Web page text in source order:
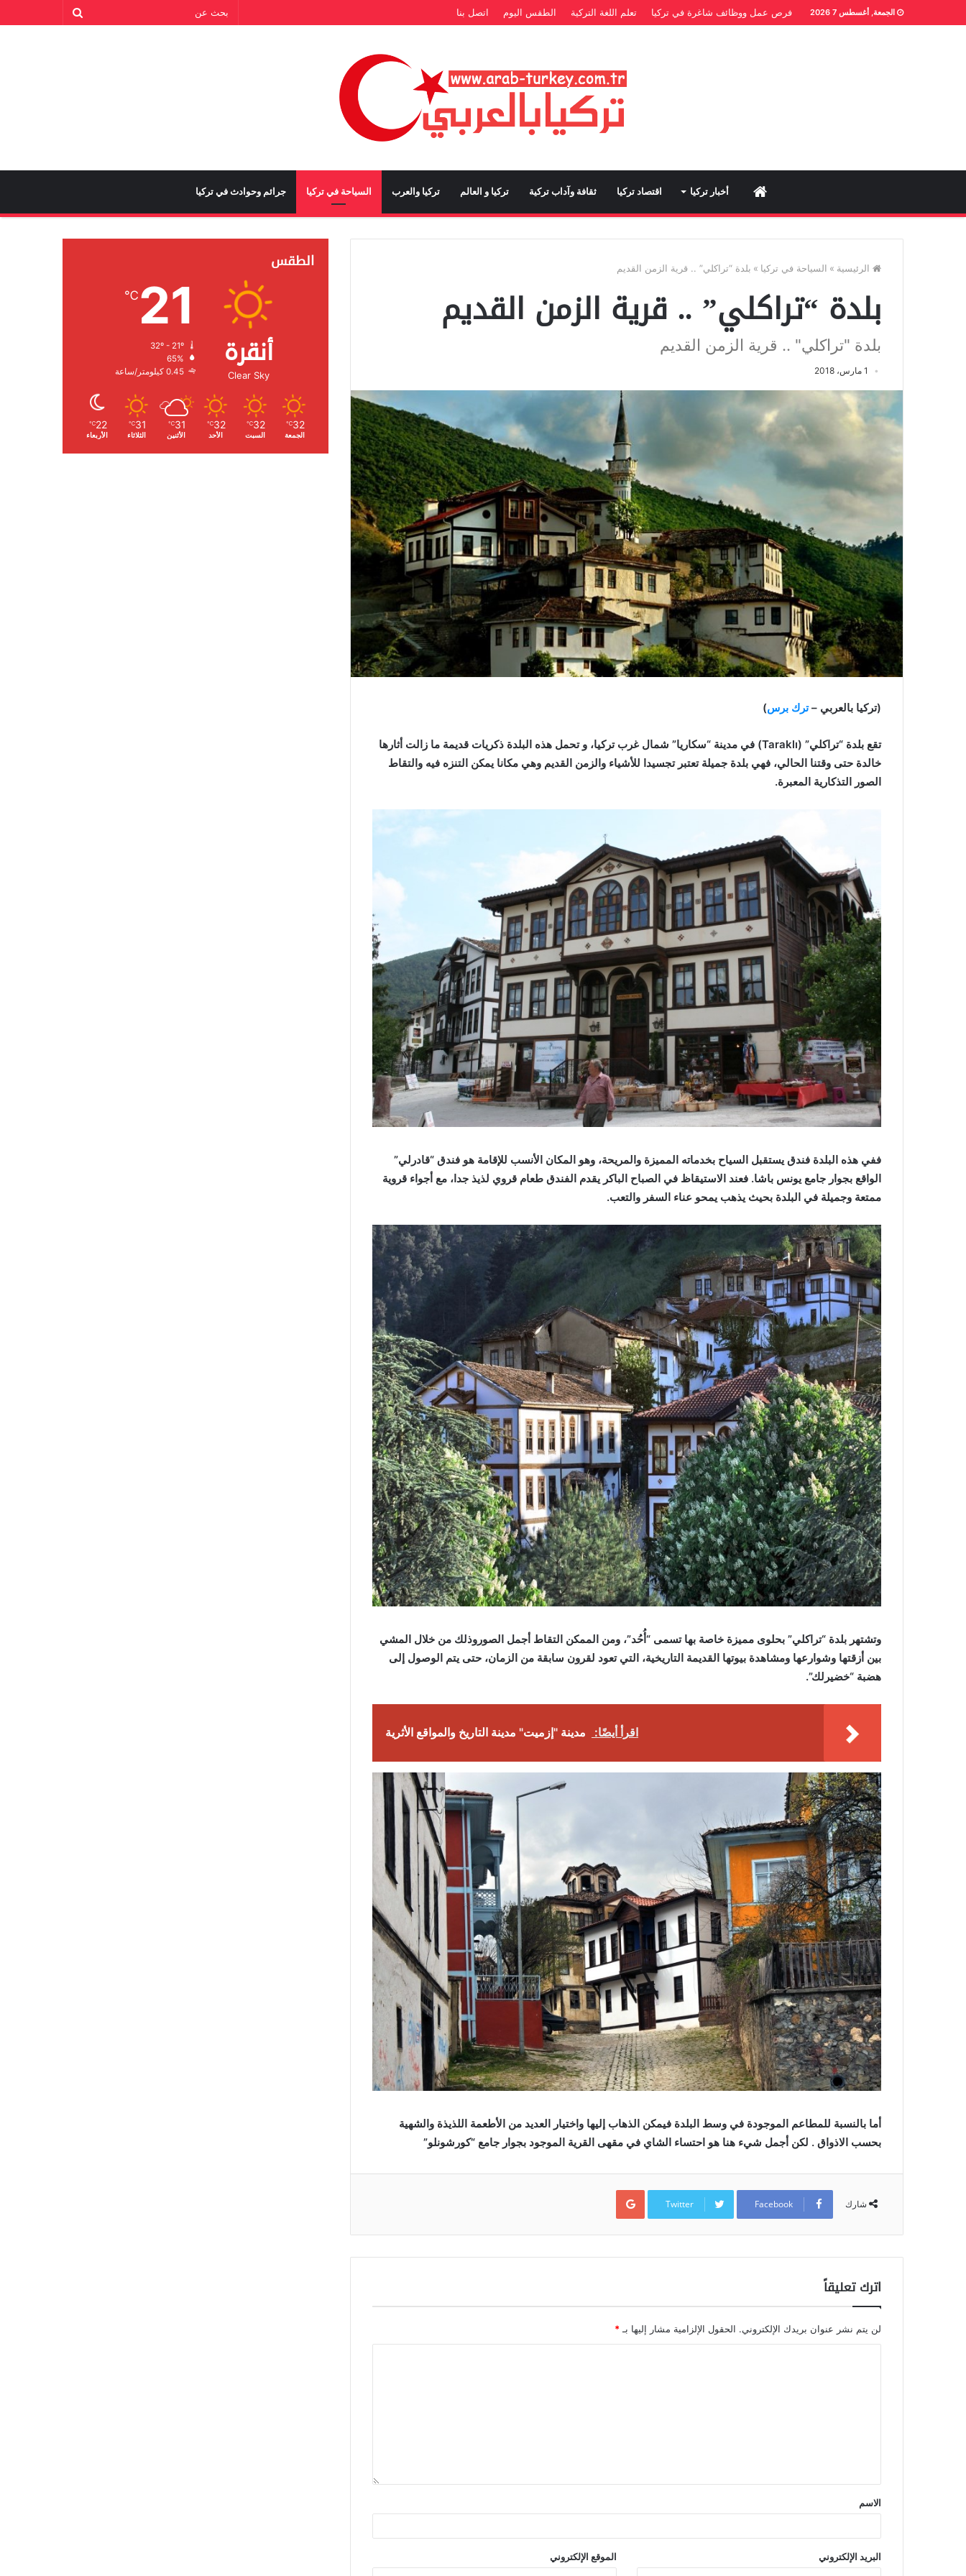
الجمعة, أغسطس 7 2026 فرص عمل ووظائف شاغرة في تركيا تعلم اللغة التركية الطقس اليوم اتصل بنا
Home أخبار تركيا اقتصاد تركيا ثقافة وآداب تركية تركيا و العالم تركيا والعرب السياحة في تركيا جرائم وحوادث في تركيا
الرئيسية » السياحة في تركيا » بلدة “تراكلي” .. قرية الزمن القديم
بلدة “تراكلي” .. قرية الزمن القديم
بلدة "تراكلي" .. قرية الزمن القديم
1 مارس، 2018
(تركيا بالعربي –ترك برس)
تقع بلدة “تراكلي” (Taraklı) في مدينة “سكاريا” شمال غرب تركيا، و تحمل هذه البلدة ذكريات قديمة ما زالت أثارها
خالدة حتى وقتنا الحالي، فهي بلدة جميلة تعتبر تجسيدا للأشياء والزمن القديم وهي مكانا يمكن التنزه فيه والتقاط
الصور التذكارية المعبرة.
ففي هذه البلدة فندق يستقبل السياح بخدماته المميزة والمريحة، وهو المكان الأنسب للإقامة هو فندق “قادرلي”
الواقع بجوار جامع يونس باشا. فعند الاستيقاظ في الصباح الباكر يقدم الفندق طعام قروي لذيذ جدا، مع أجواء قروية
ممتعة وجميلة في البلدة بحيث يذهب يمحو عناء السفر والتعب.
وتشتهر بلدة “تراكلي” بحلوى مميزة خاصة بها تسمى “أُحُد”، ومن الممكن التقاط أجمل الصوروذلك من خلال المشي
بين أزقتها وشوارعها ومشاهدة بيوتها القديمة التاريخية، التي تعود لقرون سابقة من الزمان، حتى يتم الوصول إلى
هضبة “خضيرلك”.
اقرأ أيضًا: مدينة "إزميت" مدينة التاريخ والمواقع الأثرية
أما بالنسبة للمطاعم الموجودة في وسط البلدة فيمكن الذهاب إليها واختيار العديد من الأطعمة اللذيذة والشهية
بحسب الاذواق . لكن أجمل شيء هنا هو احتساء الشاي في مقهى القرية الموجود بجوار جامع “كورشونلو”
شارك Facebook
Twitter
Google+
اترك تعليقاً
لن يتم نشر عنوان بريدك الإلكتروني. الحقول الإلزامية مشار إليها بـ *
الاسم
البريد الإلكتروني الموقع الإلكتروني
الطقس
أنقرة
Clear Sky
21
℃
الرطوبة:
الرياح:
32
℃
الجمعة
32
℃
السبت
32
℃
الأحد
31
℃
الأثنين
31
℃
الثلاثاء
22
℃
الأربعاء